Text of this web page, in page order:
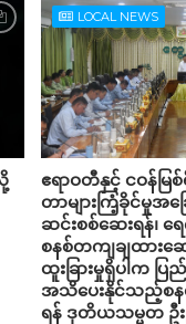
LOCAL NEWS
ဧရာဝတီနှင့် ငဝန်မြ
တာများကြံ့ခိုင်မှုအ
ဆင်းစစ်ဆေးရန်၊ ရေ
စနစ်တကျချထားဆ
ထူးခြားမှုရှိပါက
အသိပေးနိုင်သည့်စန
ရန် ဒုတိယသမ္မတ ဦး